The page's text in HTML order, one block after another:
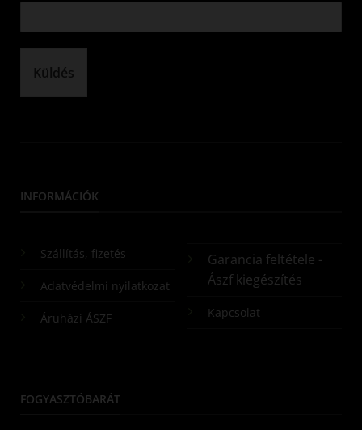
Küldés
INFORMÁCIÓK
Szállítás, fizetés
Adatvédelmi nyilatkozat
Áruházi ÁSZF
Garancia feltétele -
Ászf kiegészítés
Kapcsolat
FOGYASZTÓBARÁT